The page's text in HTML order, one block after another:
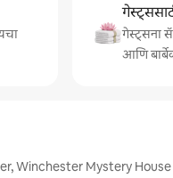
गेस्ट्सना
आणि
Winchester Mystery